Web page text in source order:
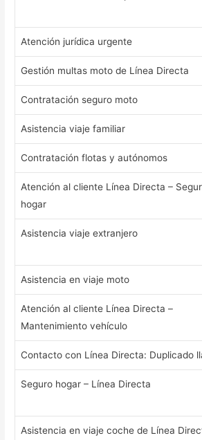
Atención jurídica urgente
Gestión multas moto de Línea Directa
Contratación seguro moto
Asistencia viaje familiar
Contratación flotas y autónomos
Atención al cliente Línea Directa –
hogar
Asistencia viaje extranjero
Asistencia en viaje moto
Atención al cliente Línea Directa –
Mantenimiento vehículo
Contacto con Línea Directa: Duplicado
Seguro hogar – Línea Directa
Asistencia en viaje coche de Línea